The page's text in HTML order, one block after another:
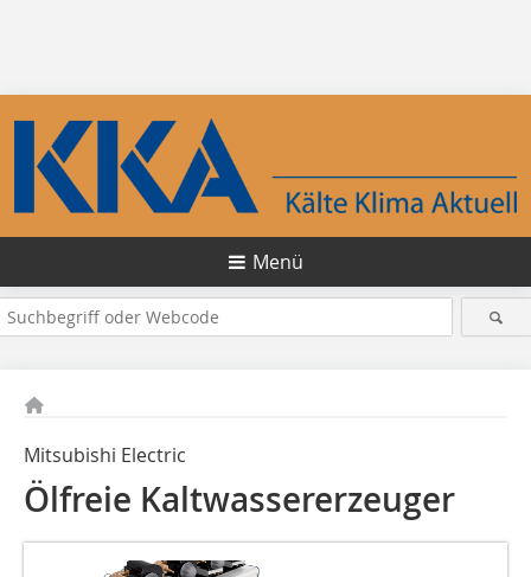
Menü
Mitsubishi Electric
Ölfreie Kaltwassererzeuger